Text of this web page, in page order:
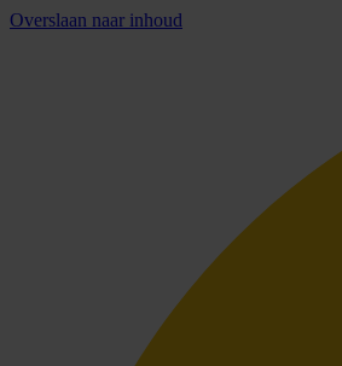
Overslaan naar inhoud